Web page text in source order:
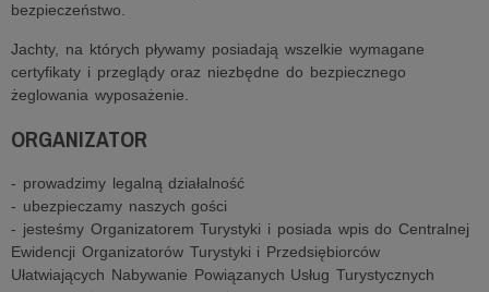
bezpieczeństwo.
Jachty, na których pływamy posiadają wszelkie wymagane
certyfikaty i przeglądy oraz niezbędne do bezpiecznego
żeglowania wyposażenie.
ORGANIZATOR
- prowadzimy legalną działalność
- ubezpieczamy naszych gości
- jesteśmy Organizatorem Turystyki i posiada wpis do Centralnej
Ewidencji Organizatorów Turystyki i Przedsiębiorców
Ułatwiających Nabywanie Powiązanych Usług Turystycznych